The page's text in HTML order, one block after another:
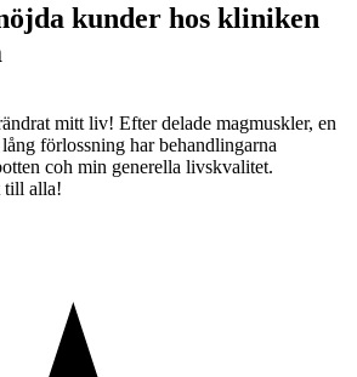
kunder hos kliniken
mitt liv! Efter delade magmuskler, en
förlossning har behandlingarna
coh min generella livskvalitet.
till alla!